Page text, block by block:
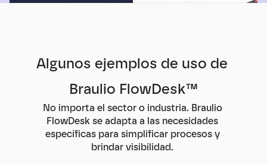
Algunos ejemplos de uso de
Braulio FlowDesk™
No importa el sector o industria. Braulio
FlowDesk se adapta a las necesidades
específicas para simplificar procesos y
brindar visibilidad.